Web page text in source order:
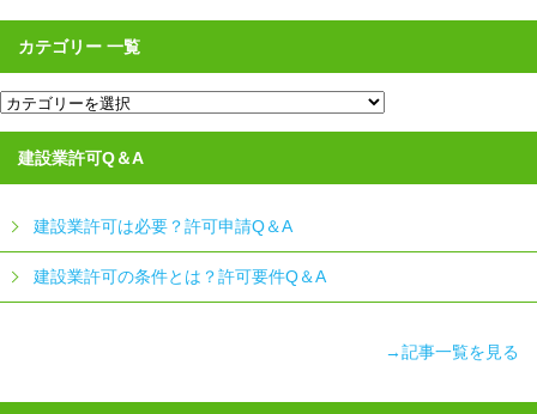
カテゴリー 一覧
カ
テ
ゴ
一
建設業許可Q＆A
建設業許可は必要？許可申請Q＆A
建設業許可の条件とは？許可要件Q＆A
→記事一覧を見る